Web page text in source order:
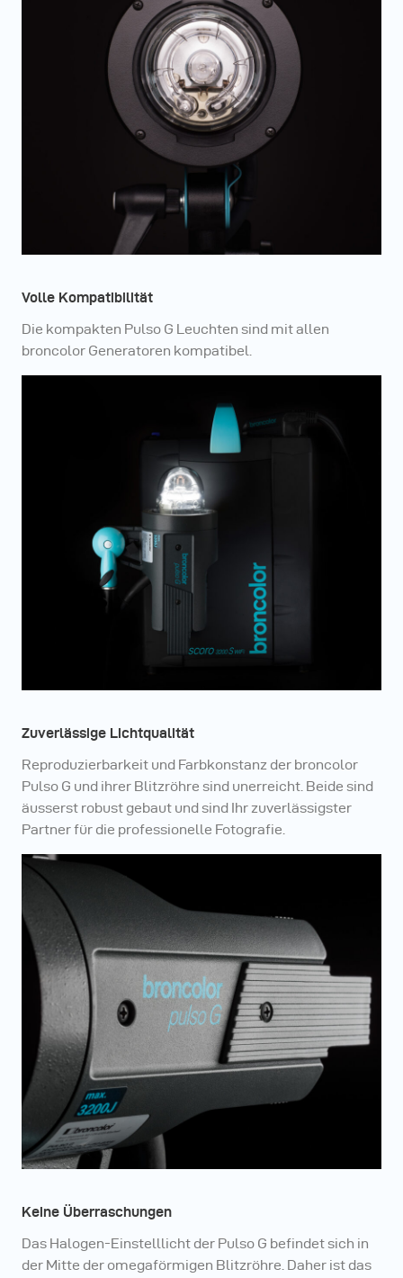
Volle Kompatibilität
Die kompakten Pulso G Leuchten sind mit allen
broncolor Generatoren kompatibel.
Zuverlässige Lichtqualität
Reproduzierbarkeit und Farbkonstanz der broncolor
Pulso G und ihrer Blitzröhre sind unerreicht. Beide sind
äusserst robust gebaut und sind Ihr zuverlässigster
Partner für die professionelle Fotografie.
Keine Überraschungen
Das Halogen-Einstelllicht der Pulso G befindet sich in
der Mitte der omegaförmigen Blitzröhre. Daher ist das